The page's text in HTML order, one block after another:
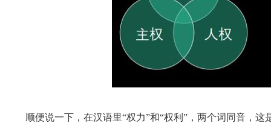
顺便说一下，在汉语里“权力”和“权利”，两个词同音，